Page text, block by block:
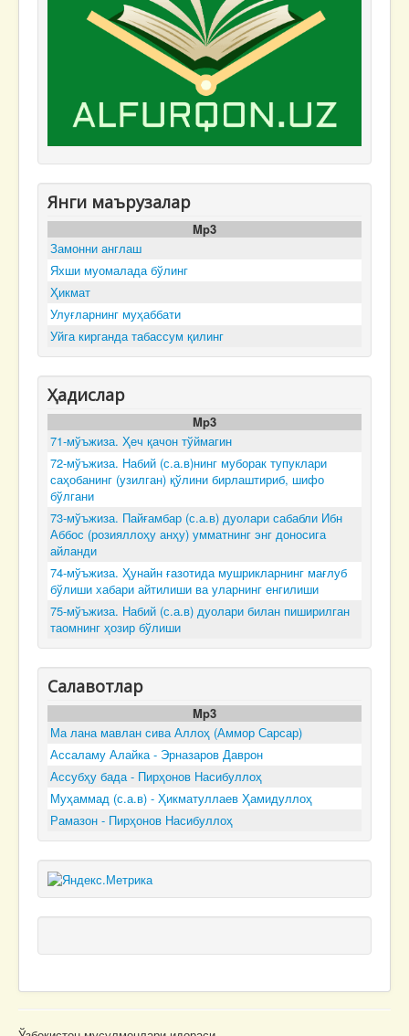
Янги маърузалар
Mp3
Замонни англаш
Яхши муомалада бўлинг
Ҳикмат
Улуғларнинг муҳаббати
Уйга кирганда табассум қилинг
Ҳадислар
Mp3
71-мўъжиза. Ҳеч қачон тўймагин
72-мўъжиза. Набий (с.а.в)нинг муборак тупуклари
саҳобанинг (узилган) қўлини бирлаштириб, шифо
бўлгани
73-мўъжиза. Пайғамбар (с.а.в) дуолари сабабли Ибн
Аббос (розияллоҳу анҳу) умматнинг энг доносига
айланди
74-мўъжиза. Ҳунайн ғазотида мушрикларнинг мағлуб
бўлиши хабари айтилиши ва уларнинг енгилиши
75-мўъжиза. Набий (с.а.в) дуолари билан пиширилган
таомнинг ҳозир бўлиши
Салавотлар
Mp3
Ма лана мавлан сива Аллоҳ (Аммор Сарсар)
Ассаламу Алайка - Эрназаров Даврон
Ассубҳу бада - Пирҳонов Насибуллоҳ
Муҳаммад (с.а.в) - Ҳикматуллаев Ҳамидуллоҳ
Рамазон - Пирҳонов Насибуллоҳ